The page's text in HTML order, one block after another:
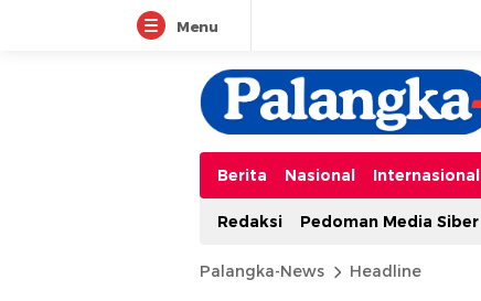
Menu
Berita Nasional Internasional
Redaksi
Pedoman Media Siber
Palangka-News Headline